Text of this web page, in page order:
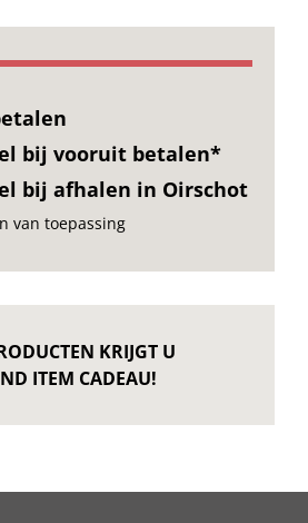
bij vooruit betalen*
bij afhalen in Oirschot
van toepassing
KRIJGT U
ITEM CADEAU!